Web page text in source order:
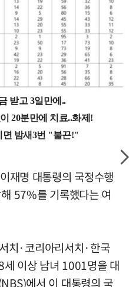
재명 대통령의 국정수행
57%를 기록했다는 여
치·코리아리서치·한국
이상 남녀 1001명을 대
에서 이 대통령의 국